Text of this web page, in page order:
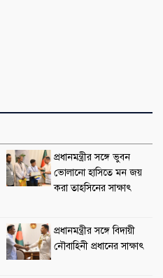
প্রধানমন্ত্রীর সঙ্গে ভুবন
ভোলানো হাসিতে মন জয়
করা তাহসিনের সাক্ষাৎ
প্রধানমন্ত্রীর সঙ্গে বিদায়ী
নৌবাহিনী প্রধানের সাক্ষাৎ